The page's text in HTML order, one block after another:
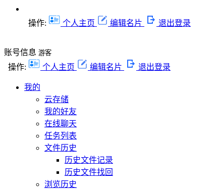
操作: 个人主页 编辑名片 退出登录
账号信息 游客
操作: 个人主页 编辑名片 退出登录
我的
云存储
我的好友
在线聊天
任务列表
文件历史
历史文件记录
历史文件找回
浏览历史